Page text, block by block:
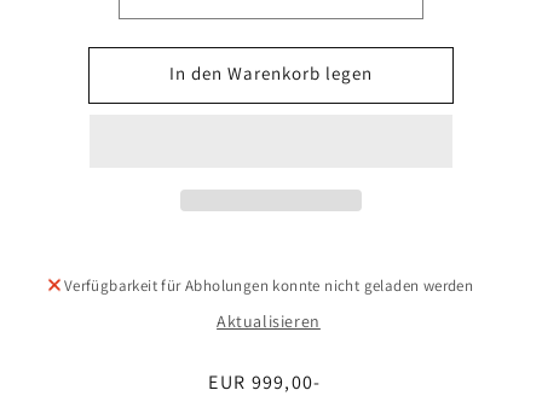
In den Warenkorb legen
Verfügbarkeit für Abholungen konnte nicht geladen werden
Aktualisieren
Normaler
EUR 999,00-